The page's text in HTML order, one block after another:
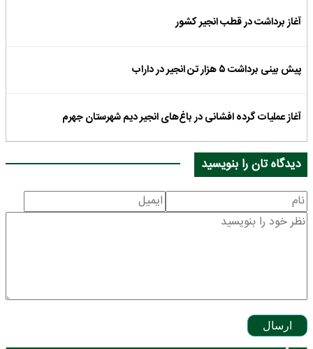
آغاز برداشت در قطب انجیر کشور
پیش بینی برداشت ۵ هزار تن انجیر در داراب
آغاز عملیات گرده افشانی در باغ‌های انجیر دیم شهرستان جهرم
دیدگاه تان را بنویسید
ارسال